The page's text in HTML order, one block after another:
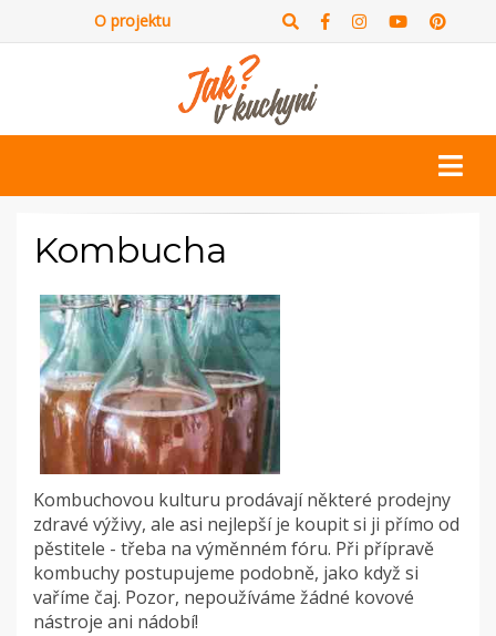
O projektu
Kombucha
Kombuchovou kulturu prodávají některé prodejny
zdravé výživy, ale asi nejlepší je koupit si ji přímo od
pěstitele - třeba na výměnném fóru. Při přípravě
kombuchy postupujeme podobně, jako když si
vaříme čaj. Pozor, nepoužíváme žádné kovové
nástroje ani nádobí!